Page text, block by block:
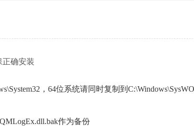
正确安装
，64位系统请同时复制到
作为备份